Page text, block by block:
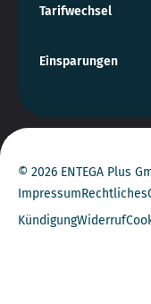
Tarifwechsel
Einsparungen
© 2026 ENTEGA Plus
ImpressumRechtliches
KündigungWiderruf